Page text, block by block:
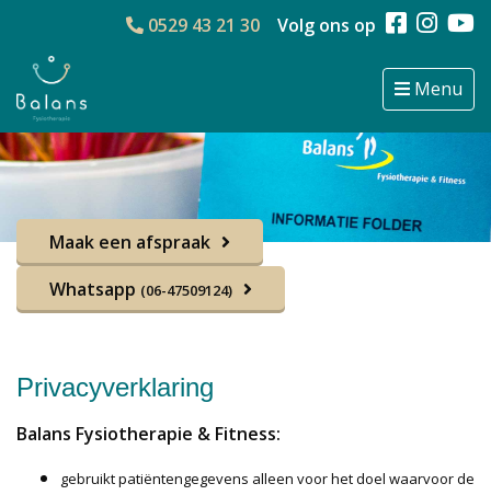
0529 43 21 30 Volg ons op
Menu
Maak een afspraak
Whatsapp (06-47509124)
Privacyverklaring
Balans Fysiotherapie & Fitness:
gebruikt patiëntengegevens alleen voor het doel waarvoor de